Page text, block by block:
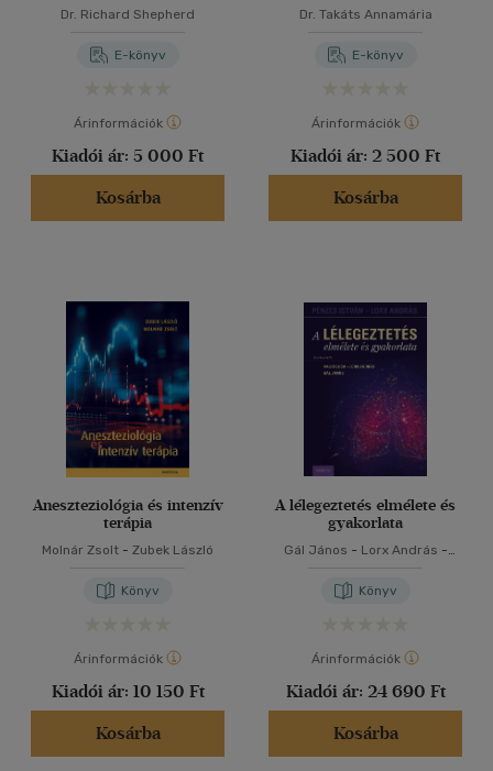
Dr. Richard Shepherd
E-könyv
Árinformációk
Kiadói ár: 5 000 Ft
Kosárba
Dr. Takáts Annamária
E-könyv
Árinformációk
Kiadói ár: 2 500 Ft
Kosárba
Aneszteziológia és intenzív
terápia
Molnár Zsolt - Zubek László
Könyv
Árinformációk
Kiadói ár: 10 150 Ft
Kosárba
A lélegeztetés elmélete és
gyakorlata
Gál János - Lorx András -
Könyv
Árinformációk
Kiadói ár: 24 690 Ft
Kosárba